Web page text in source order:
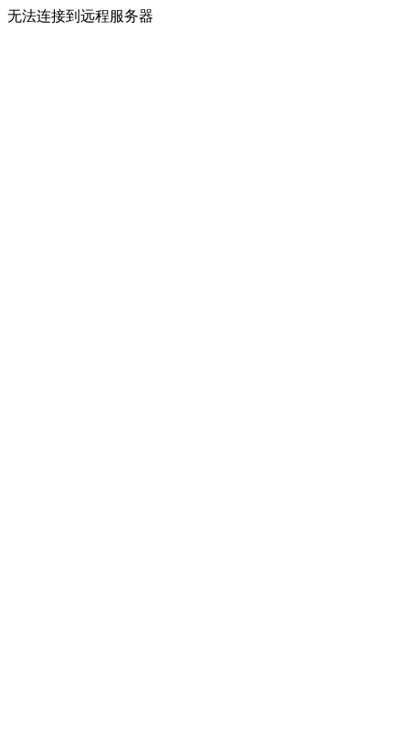
无法连接到远程服务器